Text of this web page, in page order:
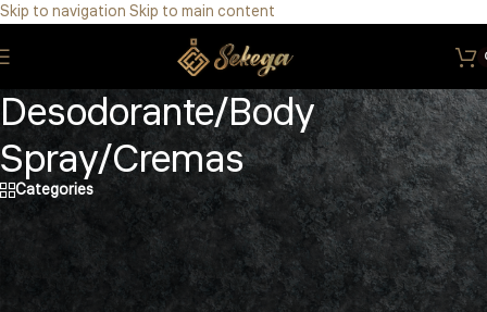
Skip to navigation Skip to main content
Eres de GDL Utiliza el método CASABLANCA
33 3971 8747
Desodorante/Body
Spray/Cremas
Categories
Perfumes de Linea
Desodorante/Body Spray/Cremas
Mostrando 1–15 de 48 resultados